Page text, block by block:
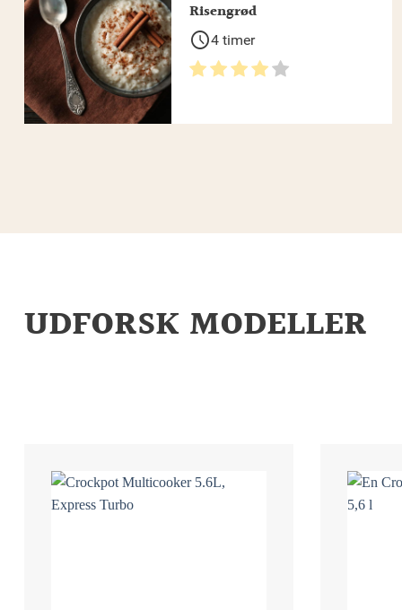
Risengrød
schedule4 timer
UDFORSK MODELLER